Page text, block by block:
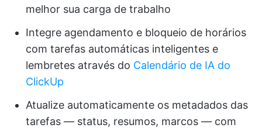
melhor sua carga de trabalho
Integre agendamento e bloqueio de horários
com tarefas automáticas inteligentes e
lembretes através do Calendário de IA do
ClickUp
Atualize automaticamente os metadados das
tarefas — status, resumos, marcos — com